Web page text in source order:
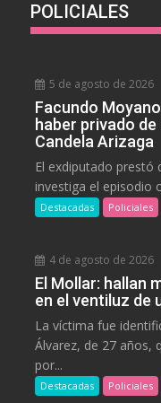
POLICIALES
5 de agosto de 2026
Facundo
haber privado
Candela Arizaga
El exdiputado prestó
investiga el episodio
Destacadas Policiales
4 de agosto de 2026
El Mollar: hallan
en el ventiluz de
La víctima fue
Álvarez, de 27 años,
por...
Destacadas Policiales